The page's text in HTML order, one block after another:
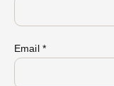
Email *